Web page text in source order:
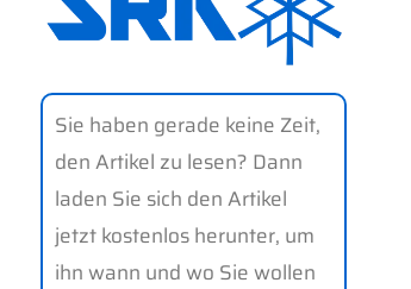
Sie haben gerade keine Zeit,
den Artikel zu lesen? Dann
laden Sie sich den Artikel
jetzt kostenlos herunter, um
ihn wann und wo Sie wollen